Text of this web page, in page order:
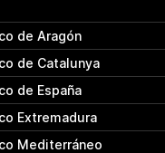
de Aragón
de Catalunya
de España
Extremadura
Mediterráneo